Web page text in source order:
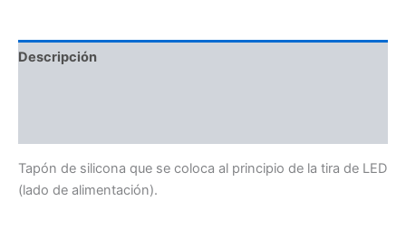
Descripción
Tapón de silicona que se coloca al principio de la tira de LED
(lado de alimentación).